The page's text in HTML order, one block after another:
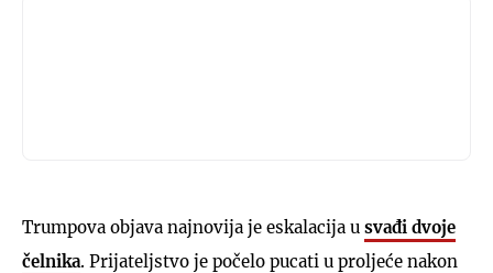
Trumpova objava najnovija je eskalacija u svađi dvoje
čelnika. Prijateljstvo je počelo pucati ​​u proljeće nakon